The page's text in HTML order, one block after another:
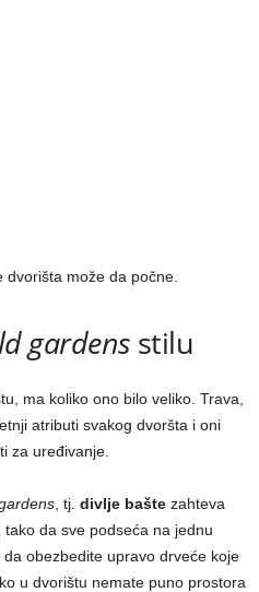
može da počne.
gardens stilu
ma koliko ono bilo veliko. Trava,
atributi svakog dvoršta i oni
za uređivanje.
, tj. divlje bašte zahteva
da sve podseća na jednu
obezbedite upravo drveće koje
u dvorištu nemate puno prostora